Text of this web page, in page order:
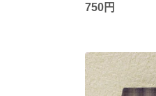
750円